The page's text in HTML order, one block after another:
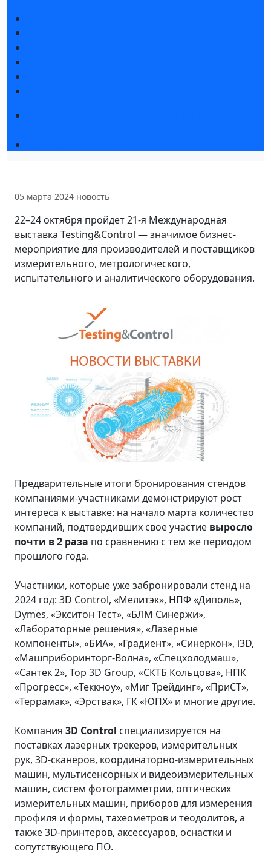
05 марта 2024 новость
22–24 октября пройдет 21-я Международная
выставка Testing&Control — значимое бизнес-
мероприятие для производителей и поставщиков
измерительного, метрологического,
испытательного и аналитического оборудования.
Предварительные итоги бронирования стендов
компаниями-участниками демонстрируют рост
интереса к выставке: на начало марта количество
компаний, подтвердивших свое участие выросло
почти в 2 раза по сравнению с тем же периодом
прошлого года.
Участники, которые уже забронировали стенд на
2024 год: 3D Control, «Мелитэк», НПФ «Диполь»,
Dymes, «Экситон Тест», «БЛМ Синержи»,
«Лабораторные решения», «Лазерные
компоненты», «БИА», «Градиент», «Синеркон», i3D,
«Машприборинторг-Волна», «Спецхолодмаш»,
«Сантек 2», Top 3D Group, «СКТБ Кольцова», НПК
«Прогресс», «Теккноу», «Миг Трейдинг», «ПриСТ»,
«Террамак», «Эрствак», ГК «ЮПХ» и многие другие.
Компания 3D Control специализируется на
поставках лазерных трекеров, измерительных
рук, 3D-сканеров, координаторно-измерительных
машин, мультисенсорных и видеоизмерительных
машин, систем фотограмметрии, оптических
измерительных машин, приборов для измерения
профиля и формы, тахеометров и теодолитов, а
также 3D-принтеров, аксессуаров, оснастки и
сопутствующего ПО.